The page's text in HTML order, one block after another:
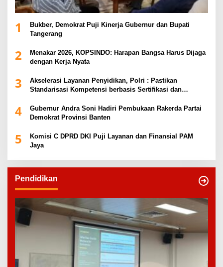
1
Bukber, Demokrat Puji Kinerja Gubernur dan Bupati
Tangerang
2
Menakar 2026, KOPSINDO: Harapan Bangsa Harus Dijaga
dengan Kerja Nyata
3
Akselerasi Layanan Penyidikan, Polri : Pastikan
Standarisasi Kompetensi berbasis Sertifikasi dan
4
Gubernur Andra Soni Hadiri Pembukaan Rakerda Partai
Demokrat Provinsi Banten
5
Komisi C DPRD DKI Puji Layanan dan Finansial PAM
Jaya
Pendidikan